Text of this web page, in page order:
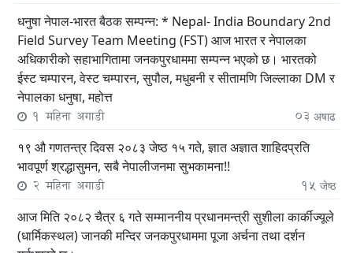
धनुषा नेपाल-भारत बैठक सम्पन्न: * Nepal- India Boundary 2nd
Field Survey Team Meeting (FST) आज भारत र नेपालका
अधिकारीको सहाभागितामा जनकपुरधाममा सम्पन्न भएको छ। भारतको
ईस्ट चम्पारन, वेस्ट चम्पारन, सुपौल, मधुबनी र सीतामणि जिल्लाका DM र
नेपालका धनुषा, महोत्त
1 महिना अगाडी 03 अषाढ
१९ औ गणतन्त्र दिवस २०८३ जेष्ठ १५ गते, ज्ञात अज्ञात शाहिदप्रति
भावपूर्ण श्रद्धासुमन, सबै नेपालीजनमा सुभकामना!!
2 महिना अगाडी 15 जेष्ठ
आज मिति २०८२ चैत्र ६ गते सम्माननीय प्रधानमन्त्री सुशीला कार्कीज्यूले
(धार्मिकस्थल) जानकी मन्दिर जनकपुरधाममा पूजा अर्चना तथा दर्शन